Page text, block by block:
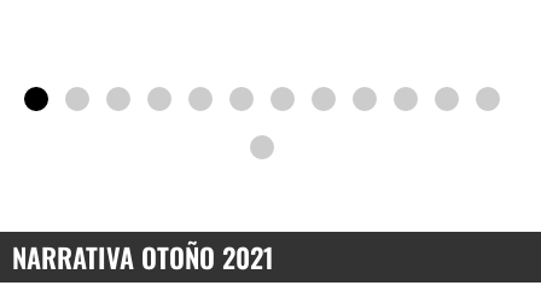
NARRATIVA OTOÑO 2021